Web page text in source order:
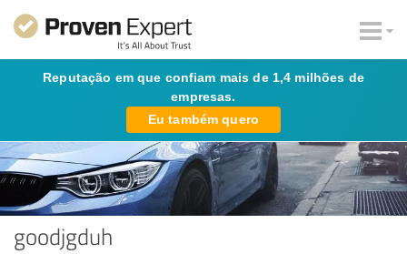
Reputação em que confiam mais de 1,4 milhões de
empresas.
Eu também quero
goodjgduh